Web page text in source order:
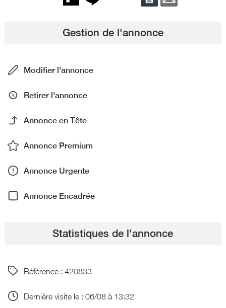
Gestion de l'annonce
Modifier l'annonce
Retirer l'annonce
Annonce en Tête
Annonce Premium
Annonce Urgente
Annonce Encadrée
Statistiques de l'annonce
Référence : 420833
Dernière visite le : 06/08 à 13:32